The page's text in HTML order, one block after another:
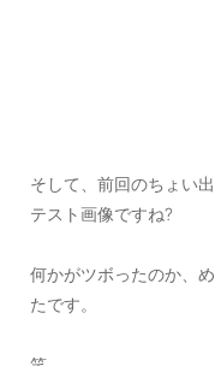
そして、前回のちょい
テスト画像ですね?
何かがツボったのか、
たです。